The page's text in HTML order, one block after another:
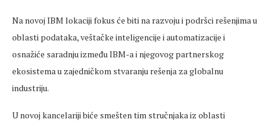
Na novoj IBM lokaciji fokus će biti na razvoju i podršci rešenjima u
oblasti podataka, veštačke inteligencije i automatizacije i
osnažiće saradnju između IBM-a i njegovog partnerskog
ekosistema u zajedničkom stvaranju rešenja za globalnu
industriju.
U novoj kancelariji biće smešten tim stručnjaka iz oblasti